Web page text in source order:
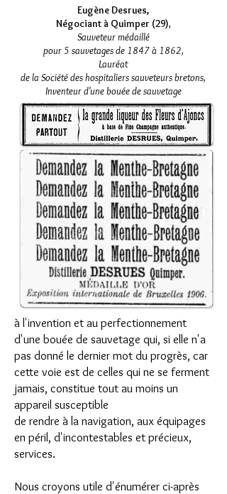
Eugène Desrues,
Négociant à Quimper (29),
Sauveteur médaillé
pour 5 sauvetages de 1847 à 1862,
Lauréat
de la Société des hospitaliers sauveteurs bretons,
Inventeur d'une bouée de sauvetage
à l'invention et au perfectionnement
d'une bouée de sauvetage qui, si elle n'a
pas donné le dernier mot du progrès, car
cette voie est de celles qui ne se ferment
jamais, constitue tout au moins un
appareil susceptible
de rendre à la navigation, aux équipages
en péril, d'incontestables et précieux,
services.
Nous croyons utile d'énumérer ci-après